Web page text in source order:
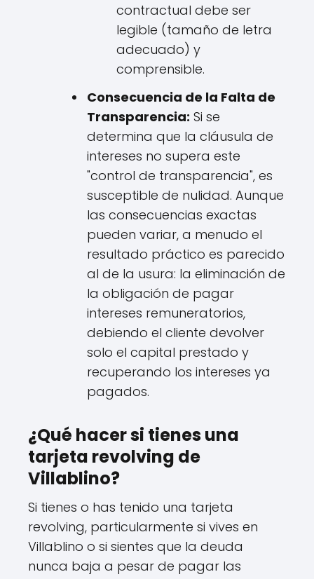
contractual debe ser
legible (tamaño de letra
adecuado) y
comprensible.
Consecuencia de la Falta de
Transparencia: Si se
determina que la cláusula de
intereses no supera este
"control de transparencia", es
susceptible de nulidad. Aunque
las consecuencias exactas
pueden variar, a menudo el
resultado práctico es parecido
al de la usura: la eliminación de
la obligación de pagar
intereses remuneratorios,
debiendo el cliente devolver
solo el capital prestado y
recuperando los intereses ya
pagados.
¿Qué hacer si tienes una
tarjeta revolving de
Villablino?
Si tienes o has tenido una tarjeta
revolving, particularmente si vives en
Villablino o si sientes que la deuda
nunca baja a pesar de pagar las